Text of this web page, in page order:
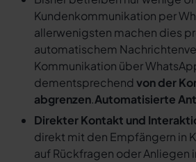
Kundenkommunikation per
allerwenigsten machen dies
automatischem
Kommunikation über
dementsprechendvon der
abgrenzen.Automatisierte
Direkter Kontakt und
direkt mit den Empfängern in
auf Rückfragen oder Anliegen